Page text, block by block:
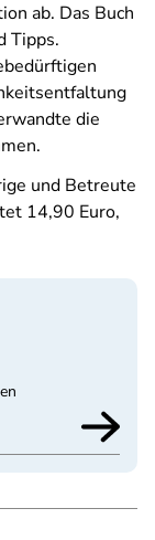
ab. Das Buch
Tipps.
die
und Betreute
14,90 Euro,